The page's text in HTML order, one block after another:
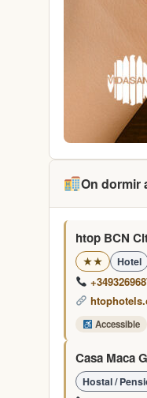
On dormir
htop BCN
★★ Hotel
Accessible
Casa Maca
Hostal /